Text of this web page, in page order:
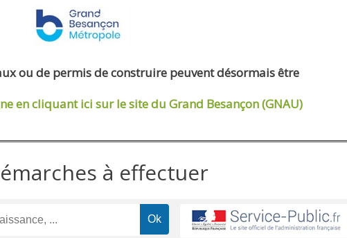
ou de permis de construire peuvent désormais être
en cliquant ici sur le site du Grand Besançon (GNAU)
à effectuer